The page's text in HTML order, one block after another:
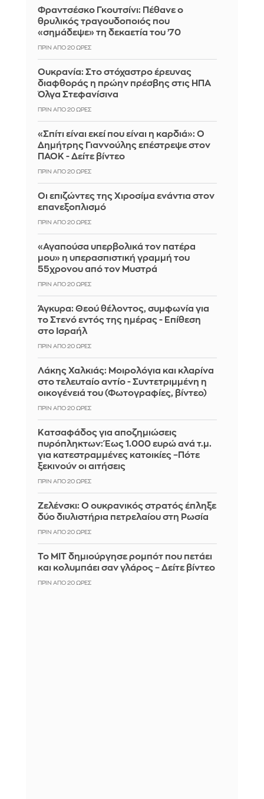
Φραντσέσκο Γκουτσίνι: Πέθανε ο
θρυλικός τραγουδοποιός που
«σημάδεψε» τη δεκαετία του ’70
ΠΡΙΝ ΑΠΌ 20 ΏΡΕΣ
Ουκρανία: Στο στόχαστρο έρευνας
διαφθοράς η πρώην πρέσβης στις ΗΠΑ
Όλγα Στεφανίσινα
ΠΡΙΝ ΑΠΌ 20 ΏΡΕΣ
«Σπίτι είναι εκεί που είναι η καρδιά»: Ο
Δημήτρης Γιαννούλης επέστρεψε στον
ΠΑΟΚ - Δείτε βίντεο
ΠΡΙΝ ΑΠΌ 20 ΏΡΕΣ
Οι επιζώντες της Χιροσίμα ενάντια στον
επανεξοπλισμό
ΠΡΙΝ ΑΠΌ 20 ΏΡΕΣ
«Αγαπούσα υπερβολικά τον πατέρα
μου» η υπερασπιστική γραμμή του
55χρονου από τον Μυστρά
ΠΡΙΝ ΑΠΌ 20 ΏΡΕΣ
Άγκυρα: Θεού θέλοντος, συμφωνία για
το Στενό εντός της ημέρας - Επίθεση
στο Ισραήλ
ΠΡΙΝ ΑΠΌ 20 ΏΡΕΣ
Λάκης Χαλκιάς: Mοιρολόγια και κλαρίνα
στο τελευταίο αντίο - Συντετριμμένη η
οικογένειά του (Φωτογραφίες, βίντεο)
ΠΡΙΝ ΑΠΌ 20 ΏΡΕΣ
Κατσαφάδος για αποζημιώσεις
πυρόπληκτων: Έως 1.000 ευρώ ανά τ.μ.
για κατεστραμμένες κατοικίες –Πότε
ξεκινούν οι αιτήσεις
ΠΡΙΝ ΑΠΌ 20 ΏΡΕΣ
Ζελένσκι: Ο ουκρανικός στρατός έπληξε
δύο διυλιστήρια πετρελαίου στη Ρωσία
ΠΡΙΝ ΑΠΌ 20 ΏΡΕΣ
Το MIT δημιούργησε ρομπότ που πετάει
και κολυμπάει σαν γλάρος – Δείτε βίντεο
ΠΡΙΝ ΑΠΌ 20 ΏΡΕΣ